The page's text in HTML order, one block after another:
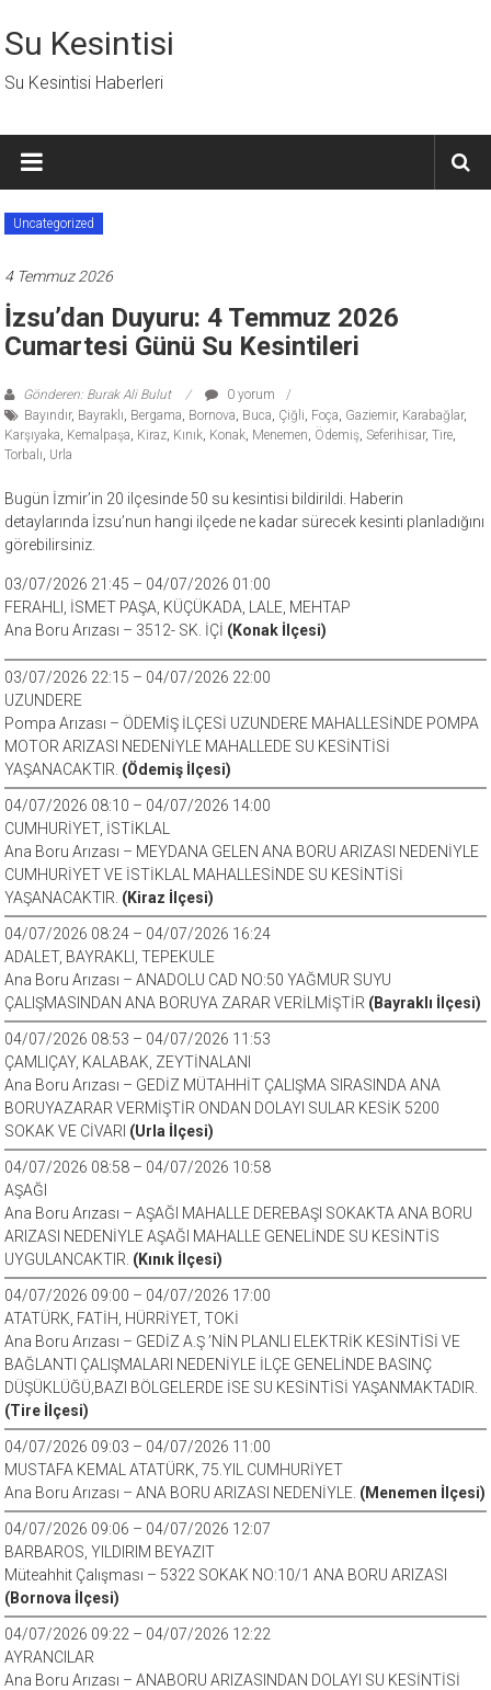
geç
Su Kesintisi
Su Kesintisi Haberleri
Uncategorized
4 Temmuz 2026
İzsu’dan Duyuru: 4 Temmuz 2026
Cumartesi Günü Su Kesintileri
Gönderen: Burak Ali Bulut
0 yorum
Bayındır, Bayraklı, Bergama, Bornova, Buca, Çiğli, Foça, Gaziemir, Karabağlar,
Karşıyaka, Kemalpaşa, Kiraz, Kınık, Konak, Menemen, Ödemiş,Seferihisar,Tire,
Torbalı, Urla
Bugün İzmir’in 20 ilçesinde 50 su kesintisi bildirildi. Haberin
detaylarında İzsu’nun hangi ilçede ne kadar sürecek kesinti planladığını
görebilirsiniz.
03/07/2026 21:45 – 04/07/2026 01:00
FERAHLI, İSMET PAŞA, KÜÇÜKADA, LALE, MEHTAP
Ana Boru Arızası – 3512- SK. İÇİ (Konak İlçesi)
03/07/2026 22:15 – 04/07/2026 22:00
UZUNDERE
Pompa Arızası – ÖDEMİŞ İLÇESİ UZUNDERE MAHALLESİNDE POMPA
MOTOR ARIZASI NEDENİYLE MAHALLEDE SU KESİNTİSİ
YAŞANACAKTIR. (Ödemiş İlçesi)
04/07/2026 08:10 – 04/07/2026 14:00
CUMHURİYET, İSTİKLAL
Ana Boru Arızası – MEYDANA GELEN ANA BORU ARIZASI NEDENİYLE
CUMHURİYET VE İSTİKLAL MAHALLESİNDE SU KESİNTİSİ
YAŞANACAKTIR. (Kiraz İlçesi)
04/07/2026 08:24 – 04/07/2026 16:24
ADALET, BAYRAKLI, TEPEKULE
Ana Boru Arızası – ANADOLU CAD NO:50 YAĞMUR SUYU
ÇALIŞMASINDAN ANA BORUYA ZARAR VERİLMİŞTİR (Bayraklı İlçesi)
04/07/2026 08:53 – 04/07/2026 11:53
ÇAMLIÇAY, KALABAK, ZEYTİNALANI
Ana Boru Arızası – GEDİZ MÜTAHHİT ÇALIŞMA SIRASINDA ANA
BORUYAZARAR VERMİŞTİR ONDAN DOLAYI SULAR KESİK 5200
SOKAK VE CİVARI (Urla İlçesi)
04/07/2026 08:58 – 04/07/2026 10:58
AŞAĞI
Ana Boru Arızası – AŞAĞI MAHALLE DEREBAŞI SOKAKTA ANA BORU
ARIZASI NEDENİYLE AŞAĞI MAHALLE GENELİNDE SU KESİNTİS
UYGULANCAKTIR. (Kınık İlçesi)
04/07/2026 09:00 – 04/07/2026 17:00
ATATÜRK, FATİH, HÜRRİYET, TOKİ
Ana Boru Arızası – GEDİZ A.Ş ’NİN PLANLI ELEKTRİK KESİNTİSİ VE
BAĞLANTI ÇALIŞMALARI NEDENİYLE İLÇE GENELİNDE BASINÇ
DÜŞÜKLÜĞÜ,BAZI BÖLGELERDE İSE SU KESİNTİSİ YAŞANMAKTADIR.
(Tire İlçesi)
04/07/2026 09:03 – 04/07/2026 11:00
MUSTAFA KEMAL ATATÜRK, 75.YIL CUMHURİYET
Ana Boru Arızası – ANA BORU ARIZASI NEDENİYLE. (Menemen İlçesi)
04/07/2026 09:06 – 04/07/2026 12:07
BARBAROS, YILDIRIM BEYAZIT
Müteahhit Çalışması – 5322 SOKAK NO:10/1 ANA BORU ARIZASI
(Bornova İlçesi)
04/07/2026 09:22 – 04/07/2026 12:22
AYRANCILAR
Ana Boru Arızası – ANABORU ARIZASINDAN DOLAYI SU KESİNTİSİ